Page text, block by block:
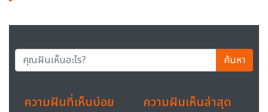
ค้นหา
ความฝันที่เห็นบ่อย ความฝันเห็นล่าสุด